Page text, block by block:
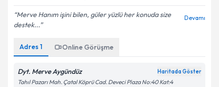
Merve Hanım işini bilen, güler yüzlü her konuda size
destek...
Devamı
Adres 1 Online Görüşme
Dyt. Merve Aygündüz Haritada Göster
Tahıl Pazarı Mah. Çatal Köprü Cad. Deveci Plaza No:40 Kat:4